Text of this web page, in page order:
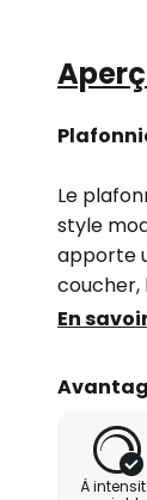
Le
style
apporte
coucher,
d'un
Une
offre
En
À